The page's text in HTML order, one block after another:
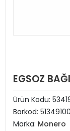
EGSOZ
Ürün Kodu:
Barkod:
Marka: Monero